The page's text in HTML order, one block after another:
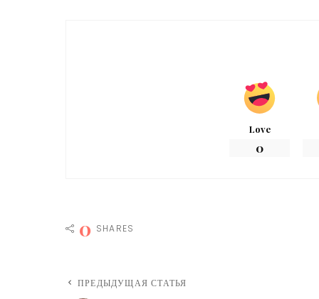
Love
0
0 SHARES
ПРЕДЫДУЩАЯ СТАТЬЯ